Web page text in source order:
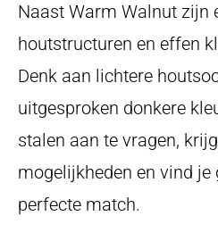
Naast Warm Walnut zijn
houtstructuren en effen
Denk aan lichtere
uitgesproken donkere
stalen aan te vragen,
mogelijkheden en vind je
perfecte match.